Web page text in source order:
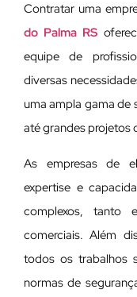
Contratar uma
do Palma RS
equipe de
diversas
uma ampla gama de
até grandes projetos
As empresas de
expertise e
complexos, tanto
comerciais. Além
todos os trabalhos
normas de